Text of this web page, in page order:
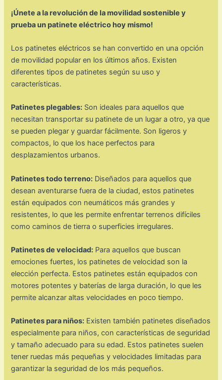
¡Únete a la revolución de la movilidad sostenible y
prueba un patinete eléctrico hoy mismo!
Los patinetes eléctricos se han convertido en una opción
de movilidad popular en los últimos años. Existen
diferentes tipos de patinetes según su uso y
características.
Patinetes plegables: Son ideales para aquellos que
necesitan transportar su patinete de un lugar a otro, ya que
se pueden plegar y guardar fácilmente. Son ligeros y
compactos, lo que los hace perfectos para
desplazamientos urbanos.
Patinetes todo terreno: Diseñados para aquellos que
desean aventurarse fuera de la ciudad, estos patinetes
están equipados con neumáticos más grandes y
resistentes, lo que les permite enfrentar terrenos difíciles
como caminos de tierra o superficies irregulares.
Patinetes de velocidad: Para aquellos que buscan
emociones fuertes, los patinetes de velocidad son la
elección perfecta. Estos patinetes están equipados con
motores potentes y baterías de larga duración, lo que les
permite alcanzar altas velocidades en poco tiempo.
Patinetes para niños: Existen también patinetes diseñados
especialmente para niños, con características de seguridad
y tamaño adecuado para su edad. Estos patinetes suelen
tener ruedas más pequeñas y velocidades limitadas para
garantizar la seguridad de los más pequeños.